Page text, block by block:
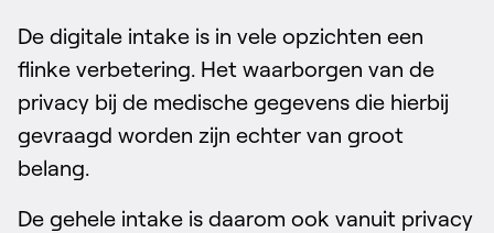
De digitale intake is in vele opzichten een
flinke verbetering. Het waarborgen van de
privacy bij de medische gegevens die hierbij
gevraagd worden zijn echter van groot
belang.
De gehele intake is daarom ook vanuit privacy